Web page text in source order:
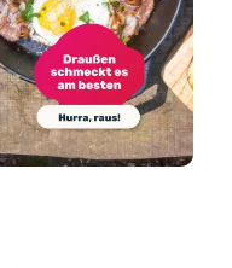
Coffeetower'